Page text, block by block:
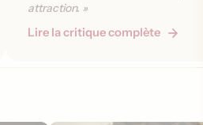
attraction. »
Lire la critique complète